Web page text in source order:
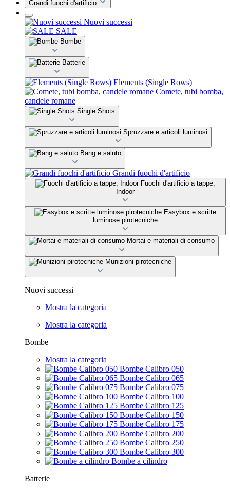
Grandi fuochi d'artificio
Nuovi successi
SALE
Bombe
Batterie
Elements (Single Rows)
Comete, tubi bomba,
candele romane
Single Shots
Spruzzare e articoli luminosi
Bang e saluto
Grandi fuochi d'artificio
Fuochi d'artificio a tappe,
Indoor
Easybox e scritte
luminose pirotecniche
Mortai e materiali di consumo
Munizioni pirotecniche
Nuovi successi
Mostra la categoria
Mostra la categoria
Bombe
Mostra la categoria
Bombe Calibro 050
Bombe Calibro 065
Bombe Calibro 075
Bombe Calibro 100
Bombe Calibro 125
Bombe Calibro 150
Bombe Calibro 175
Bombe Calibro 200
Bombe Calibro 250
Bombe Calibro 300
Bombe a cilindro
Batterie